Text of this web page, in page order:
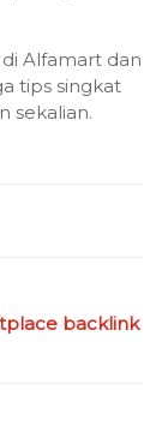
Alfamart dan
tips singkat
sekalian.
backlink